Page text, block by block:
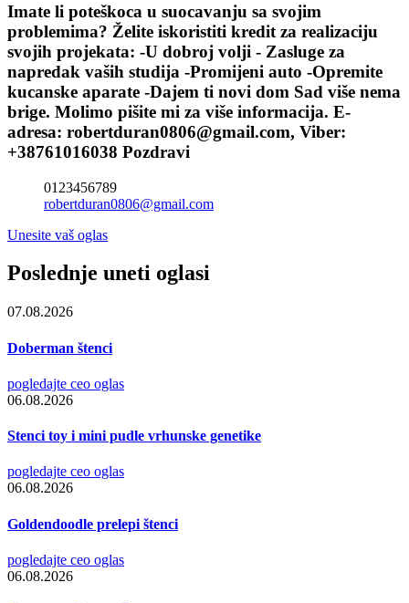
Imate li poteškoca u suocavanju sa svojim
problemima? Želite iskoristiti kredit za realizaciju
svojih projekata: -U dobroj volji - Zasluge za
napredak vaših studija -Promijeni auto -Opremite
kucanske aparate -Dajem ti novi dom Sad više nema
brige. Molimo pišite mi za više informacija. E-
adresa: robertduran0806@gmail.com, Viber:
+38761016038 Pozdravi
0123456789
robertduran0806@gmail.com
Unesite vaš oglas
Poslednje uneti oglasi
07.08.2026
Doberman štenci
pogledajte ceo oglas
06.08.2026
Stenci toy i mini pudle vrhunske genetike
pogledajte ceo oglas
06.08.2026
Goldendoodle prelepi štenci
pogledajte ceo oglas
06.08.2026